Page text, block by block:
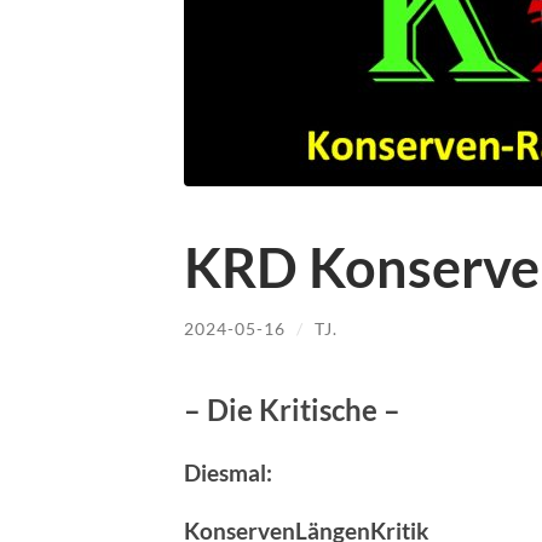
KRD
2024-05-16 / TJ.
– Die Kritische –
Diesmal:
KonservenLängenKritik